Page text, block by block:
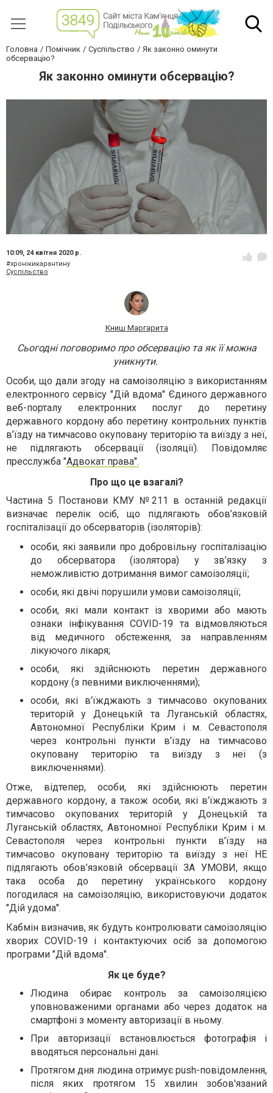
Головна Помічник Суспільство
Як законно оминути
обсервацію?
Як законно оминути обсервацію?
10:09, 24 квітня 2020 р.
#хронікикарантину
Суспільство
Книш Маргарита
Сьогодні поговоримо про обсервацію та як її можна
уникнути.
Особи, що дали згоду на самоізоляцію з використанням
електронного сервісу "Дій вдома" Єдиного державного
веб-порталу електронних послуг до перетину
державного кордону або перетину контрольних пунктів
в’їзду на тимчасово окуповану територію та виїзду з неї,
не підлягають обсервації (ізоляції). Повідомляє
пресслужба "Адвокат права".
Про що це взагалі?
Частина 5 Постанови КМУ №211 в останній редакції
визначає перелік осіб, що підлягають обов’язковій
госпіталізації до обсерваторів (ізоляторів):
особи, які заявили про добровільну госпіталізацію
до обсерватора (ізолятора) у зв’язку з
неможливістю дотримання вимог самоізоляції;
особи, які двічі порушили умови самоізоляції;
особи, які мали контакт із хворими або мають
ознаки інфікування COVID-19 та відмовляються
від медичного обстеження, за направленням
лікуючого лікаря;
особи, які здійснюють перетин державного
кордону (з певними виключеннями);
особи, які в’їжджають з тимчасово окупованих
територій у Донецькій та Луганській областях,
Автономної Республіки Крим і м. Севастополя
через контрольні пункти в’їзду на тимчасово
окуповану територію та виїзду з неї (з
виключеннями).
Отже, відтепер, особи, які здійснюють перетин
державного кордону, а також особи, які в’їжджають з
тимчасово окупованих територій у Донецькій та
Луганській областях, Автономної Республіки Крим і м.
Севастополя через контрольні пункти в’їзду на
тимчасово окуповану територію та виїзду з неї НЕ
підлягають обов’язковій обсервації ЗА УМОВИ, якщо
така особа до перетину українського кордону
погодилася на самоізоляцію, використовуючи додаток
"Дій удома".
Кабмін визначив, як будуть контролювати самоізоляцію
хворих COVID-19 і контактуючих осіб за допомогою
програми "Дій вдома".
Як це буде?
Людина обирає контроль за самоізоляцією
уповноваженими органами або через додаток на
смартфоні з моменту авторизації в ньому.
При авторизації встановлюється фотографія і
вводяться персональні дані.
Протягом дня людина отримує push-повідомлення,
після яких протягом 15 хвилин зобов'язаний